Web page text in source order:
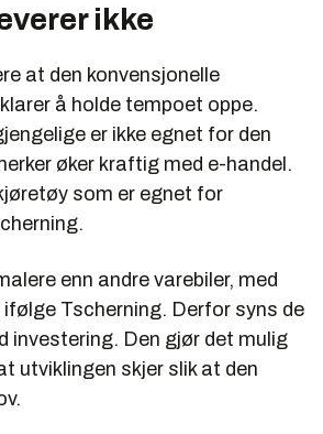
ikke
at den konvensjonelle
å holde tempoet oppe.
er ikke egnet for den
øker kraftig med e-handel.
som er egnet for
enn andre varebiler, med
Tscherning. Derfor syns de
investering. Den gjør det mulig
utviklingen skjer slik at den